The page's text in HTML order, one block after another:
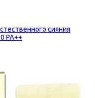
сияния
PA++